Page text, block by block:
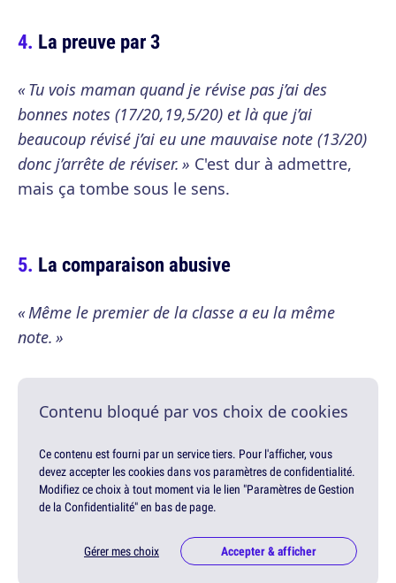
La preuve par 3
« Tu vois maman quand je révise pas j’ai des
bonnes notes (17/20,19,5/20) et là que j’ai
beaucoup révisé j’ai eu une mauvaise note (13/20)
donc j’arrête de réviser. » C'est dur à admettre,
mais ça tombe sous le sens.
La comparaison abusive
« Même le premier de la classe a eu la même
note. »
Contenu bloqué par vos choix de cookies
Ce contenu est fourni par un service tiers. Pour l'afficher, vous
devez accepter les cookies dans vos paramètres de confidentialité.
Modifiez ce choix à tout moment via le lien "Paramètres de Gestion
de la Confidentialité" en bas de page.
Gérer mes choix Accepter & afficher